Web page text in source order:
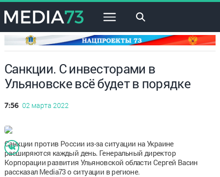
×
Санкции. С инвесторами в
Ульяновске всё будет в порядке
7:56 02 марта 2022
Санкции против России из-за ситуации на Украине
расширяются каждый день. Генеральный директор
Корпорации развития Ульяновской области Сергей Васин
рассказал Media73 о ситуации в регионе.